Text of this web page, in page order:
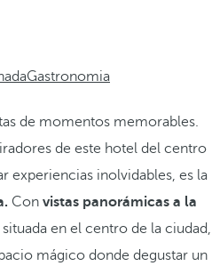
Gastronomia
de momentos memorables.
de este hotel del centro
experiencias inolvidables, es la
Con vistas panorámicas a la
situada en el centro de la ciudad,
mágico donde degustar un